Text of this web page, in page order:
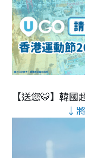
【送您🐯】韓國
↓